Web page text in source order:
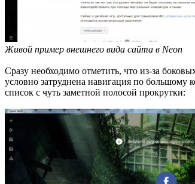
Живой пример внешнего вида сайта в Neon
Сразу необходимо отметить, что из-за
условно затруднена навигация по большому
список с чуть заметной полосой прокрутки: